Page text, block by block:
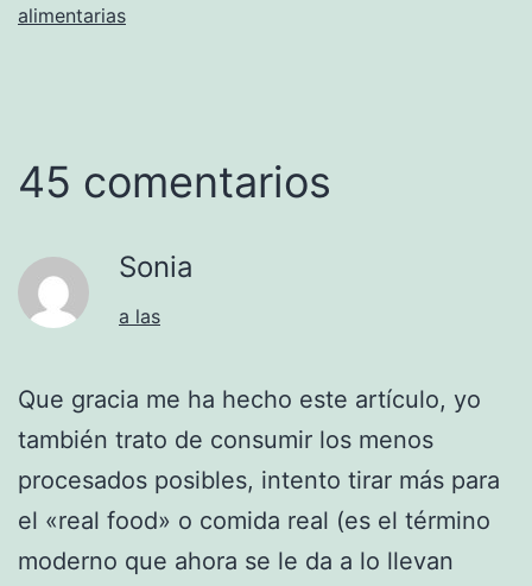
alimentarias
45 comentarios
Sonia
a las
Que gracia me ha hecho este artículo, yo
también trato de consumir los menos
procesados posibles, intento tirar más para
el «real food» o comida real (es el término
moderno que ahora se le da a lo llevan